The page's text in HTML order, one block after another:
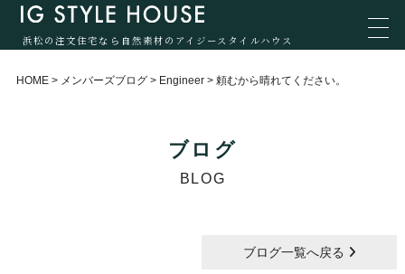
浜松の注文住宅なら自然素材のアイジースタイルハウス
HOME > メンバーズブログ > Engineer > 頼むから晴れてください。
ブログ
BLOG
ブログ一覧へ戻る